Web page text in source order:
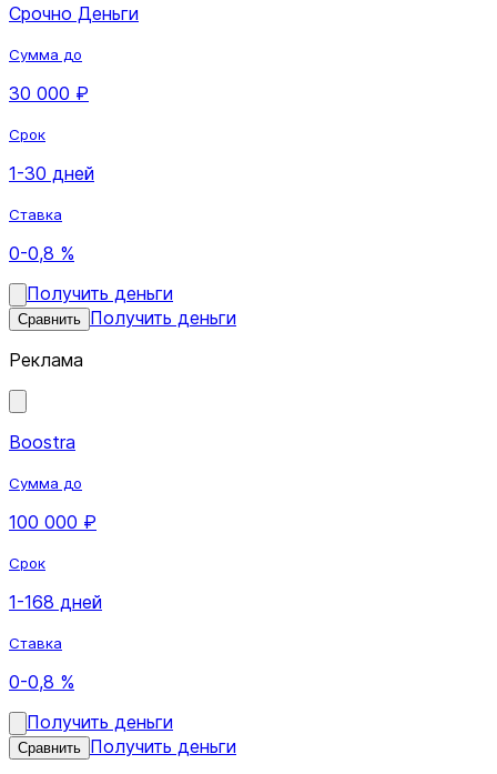
Срочно Деньги
Сумма до
30 000 ₽
Срок
1-30 дней
Ставка
0-0,8 %
Получить деньги
Сравнить Получить деньги
Реклама
Boostra
Сумма до
100 000 ₽
Срок
1-168 дней
Ставка
0-0,8 %
Получить деньги
Сравнить Получить деньги